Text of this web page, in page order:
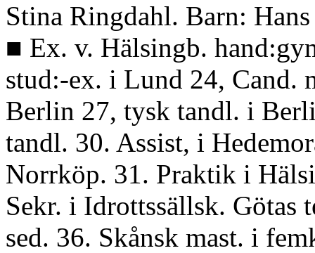
Stina Ringdahl. Barn:
■ Ex. v. Hälsingb.
stud:-ex. i Lund 24, Cand.
Berlin 27, tysk tandl. i
tandl. 30. Assist, i
Norrköp. 31. Praktik i
Sekr. i Idrottssällsk. Götas
sed. 36. Skånsk mast. i